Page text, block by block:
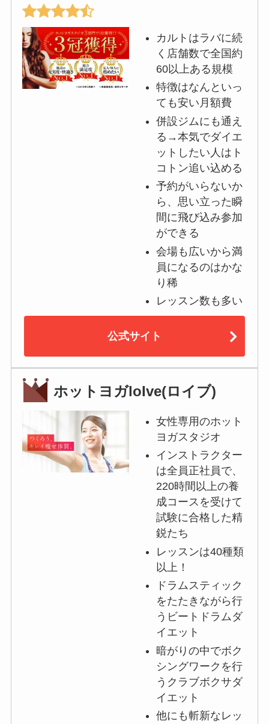
カルトはラバに続
く店舗数で全国約
60以上ある規模
特徴はなんといっ
ても安い月額費
併設ジムにも通え
る→本気でダイエ
ットしたい人はト
コトン追い込める
予約がいらないか
ら、思い立った瞬
間に飛び込み参加
ができる
会場も広いから満
員になるのはかな
り稀
レッスン数も多い
公式サイト
ホットヨガloIve(ロイブ)
女性専用のホット
ヨガスタジオ
インストラクター
は全員正社員で、
220時間以上の養
成コースを受けて
試験に合格した精
鋭たち
レッスンは40種類
以上！
ドラムスティック
をたたきながら行
うビートドラムダ
イエット
暗がりの中でボク
シングワークを行
うクラブボクサダ
イエット
他にも斬新なレッ